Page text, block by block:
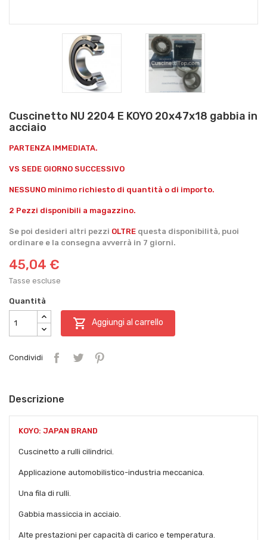
Cuscinetto NU 2204 E KOYO 20x47x18 gabbia in
acciaio
PARTENZA IMMEDIATA.
VS SEDE GIORNO SUCCESSIVO
NESSUNO minimo richiesto di quantità o di importo.
2 Pezzi disponibili a magazzino.
Se poi desideri altri pezzi OLTRE questa disponibilità, puoi
ordinare e la consegna avverrà in 7 giorni.
45,04 €
Tasse escluse
Quantità
 Aggiungi al carrello
Condividi
Descrizione
KOYO: JAPAN BRAND
Cuscinetto a rulli cilindrici.
Applicazione automobilistico-industria meccanica.
Una fila di rulli.
Gabbia massiccia in acciaio.
Alte prestazioni per capacità di carico e temperatura.